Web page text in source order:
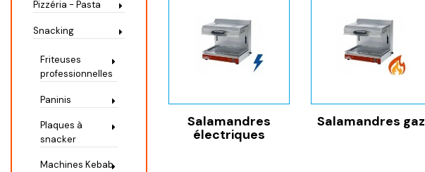
Pizzéria - Pasta
Snacking
Friteuses
professionnelles
Paninis
Plaques à
snacker
Machines Kebab
Salamandres
électriques
Salamandres gaz